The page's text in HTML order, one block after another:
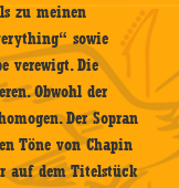
zu meinen
sowie
verewigt. Die
Obwohl der
Der Sopran
Töne von Chapin
auf dem Titelstück